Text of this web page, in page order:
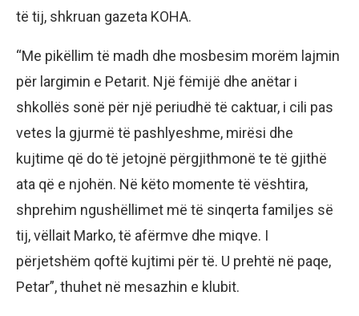
të tij, shkruan gazeta KOHA.
“Me pikëllim të madh dhe mosbesim morëm lajmin
për largimin e Petarit. Një fëmijë dhe anëtar i
shkollës sonë për një periudhë të caktuar, i cili pas
vetes la gjurmë të pashlyeshme, mirësi dhe
kujtime që do të jetojnë përgjithmonë te të gjithë
ata që e njohën. Në këto momente të vështira,
shprehim ngushëllimet më të sinqerta familjes së
tij, vëllait Marko, të afërmve dhe miqve. I
përjetshëm qoftë kujtimi për të. U prehtë në paqe,
Petar”, thuhet në mesazhin e klubit.